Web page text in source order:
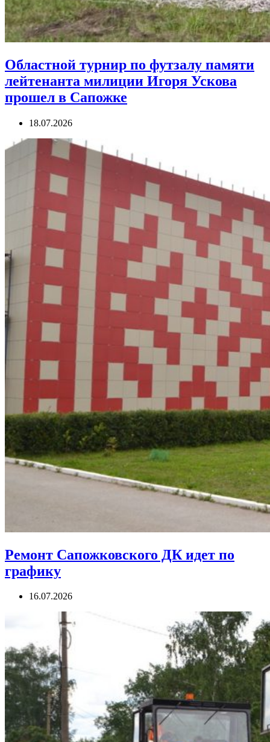
Областной турнир по футзалу памяти
лейтенанта милиции Игоря Ускова
прошел в Сапожке
18.07.2026
Ремонт Сапожковского ДК идет по
графику
16.07.2026